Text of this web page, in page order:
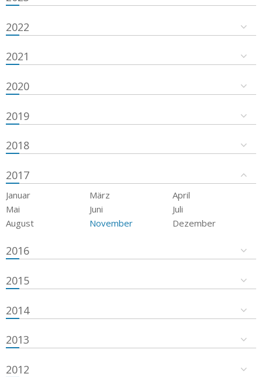
2022
2021
2020
2019
2018
2017
Januar März
April
Mai
Juni
Juli
August
November Dezember
2016
2015
2014
2013
2012